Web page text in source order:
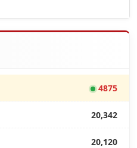
4875
20,342
20,120